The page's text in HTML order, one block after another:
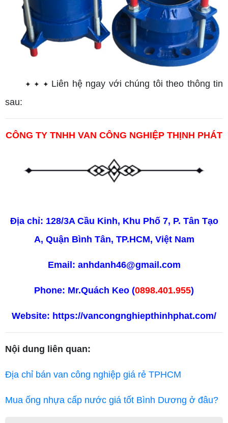
✦ ✦ ✦ Liên hệ ngay với chúng tôi theo thông tin
sau:
CÔNG TY TNHH VAN CÔNG NGHIỆP THỊNH PHÁT
Địa chỉ: 128/3A Cầu Kinh, Khu Phố 7, P. Tân Tạo
A, Quận Bình Tân, TP.HCM, Việt Nam
Email: anhdanh46@gmail.com
Phone: Mr.Quách Keo (0898.401.955)
Website: https://vancongnghiepthinhphat.com/
Nội dung liên quan:
Địa chỉ bán van công nghiệp giá rẻ TPHCM
Mua ống nhựa cấp nước giá tốt Bình Dương ở đâu?